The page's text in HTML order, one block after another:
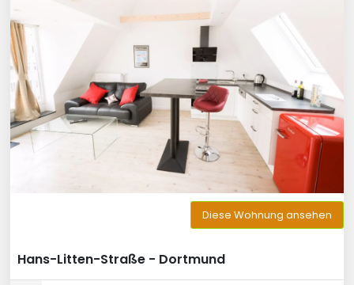
Diese Wohnung ansehen
Hans-Litten-Straße - Dortmund